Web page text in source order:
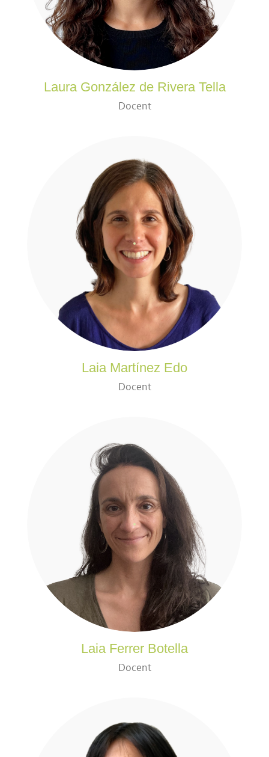
Laura González de Rivera Tella
Docent
Laia Martínez Edo
Docent
Laia Ferrer Botella
Docent